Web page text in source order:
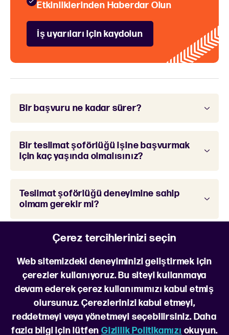
Çerez tercihlerinizi seçin
Web sitemizdeki deneyiminizi geliştirmek için
çerezler kullanıyoruz. Bu siteyi kullanmaya
devam ederek çerez kullanımımızı kabul etmiş
olursunuz. Çerezlerinizi kabul etmeyi,
reddetmeyi veya yönetmeyi seçebilirsiniz. Daha
fazla bilgi için lütfen Gizlilik Politikamızı okuyun.
Etkinliklerinden Haberdar Olun
İş uyarıları için kaydolun
Bir başvuru ne kadar sürer?
Bir teslimat şoförlüğü işine başvurmak
için kaç yaşında olmalısınız?
Teslimat şoförlüğü deneyimine sahip
olmam gerekir mi?
Read more FAQs